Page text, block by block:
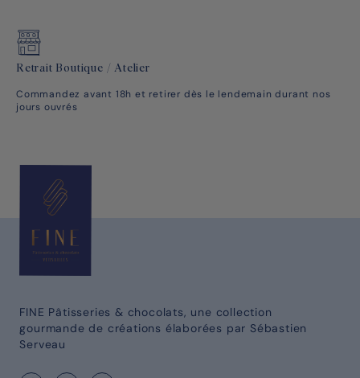
Retrait Boutique / Atelier
Commandez avant 18h et retirer dès le lendemain durant nos
jours ouvrés
FINE Pâtisseries & chocolats, une collection
gourmande de créations élaborées par Sébastien
Serveau